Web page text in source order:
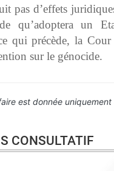
pas d’effets
qu’adoptera un
qui précède, la
sur le génocide.
est donnée
CONSULTATIF